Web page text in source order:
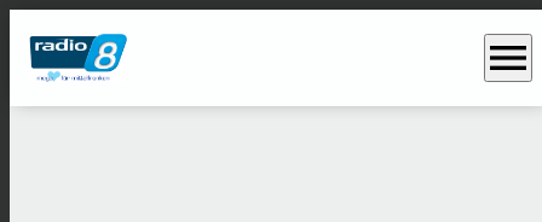
menu